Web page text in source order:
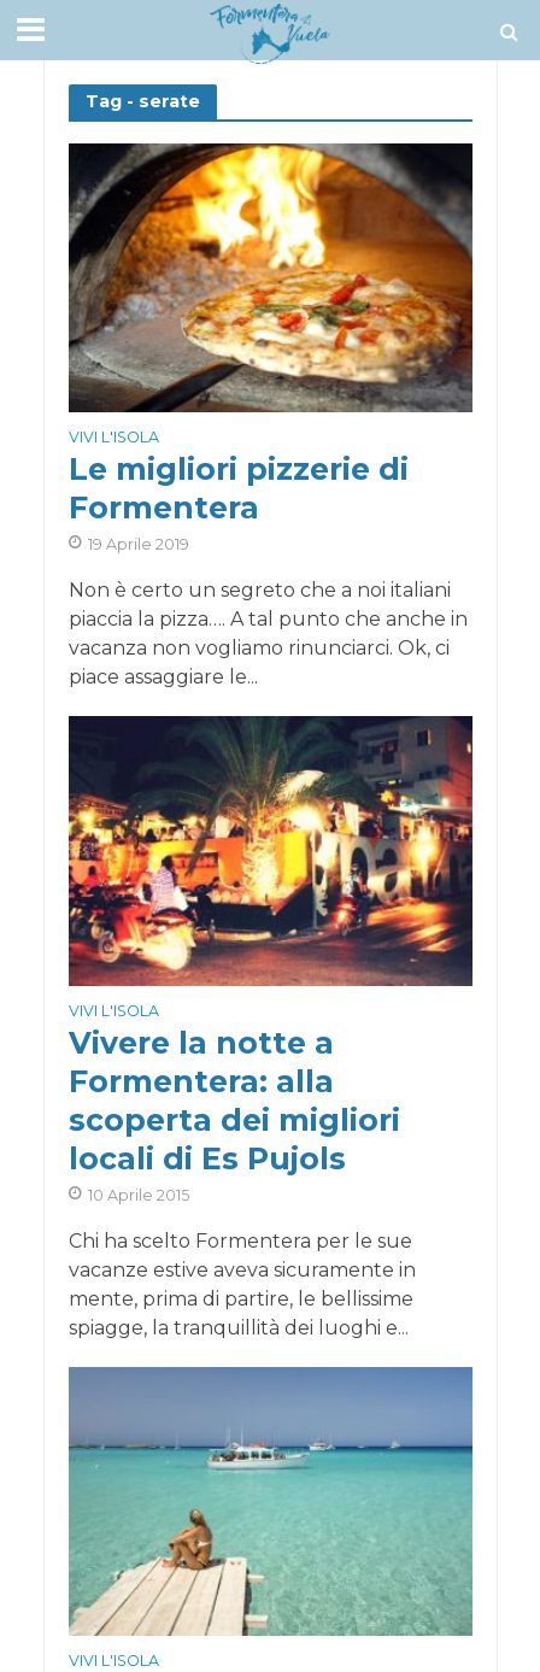
Tag - serate
VIVI L'ISOLA
Le migliori pizzerie di
Formentera
19 Aprile 2019
Non è certo un segreto che a noi italiani
piaccia la pizza…. A tal punto che anche in
vacanza non vogliamo rinunciarci. Ok, ci
piace assaggiare le...
VIVI L'ISOLA
Vivere la notte a
Formentera: alla
scoperta dei migliori
locali di Es Pujols
10 Aprile 2015
Chi ha scelto Formentera per le sue
vacanze estive aveva sicuramente in
mente, prima di partire, le bellissime
spiagge, la tranquillità dei luoghi e...
VIVI L'ISOLA